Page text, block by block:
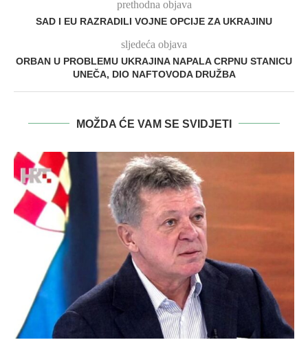
prethodna objava
SAD I EU RAZRADILI VOJNE OPCIJE ZA UKRAJINU
sljedeća objava
ORBAN U PROBLEMU UKRAJINA NAPALA CRPNU STANICU
UNEČA, DIO NAFTOVODA DRUŽBA
MOŽDA ĆE VAM SE SVIDJETI